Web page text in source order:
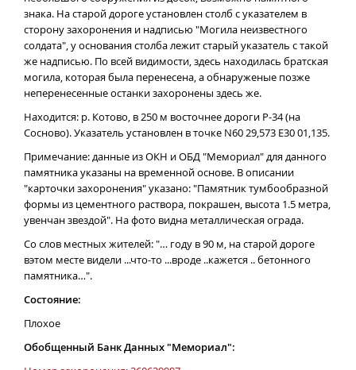
знака. На старой дороге установлен столб с указателем в
сторону захоронения и надписью "Могила неизвестного
солдата", у основания столба лежит старый указатель с такой
же надписью. По всей видимости, здесь находилась братская
могила, которая была перенесена, а обнаруженые позже
неперенесенные останки захоронены здесь же.
Находится: р. Котово, в 250 м восточнее дороги Р-34 (на
Сосново). Указатель установлен в точке N60 29,573 E30 01,135.
Примечание: данные из ОКН и ОБД "Мемориал" для данного
памятника указаны на временной основе. В описании
"карточки захоронения" указано: "Памятник тумбообразной
формы из цементного раствора, покрашен, высота 1.5 метра,
увенчан звездой". На фото видна металлическая ограда.
Со слов местных жителей: "… году в 90 м, на старой дороге
вэтом месте видели ...что-то ...вроде ..кажется .. бетонного
памятника…".
Состояние:
Плохое
Обобщенный Банк Данных "Мемориал":